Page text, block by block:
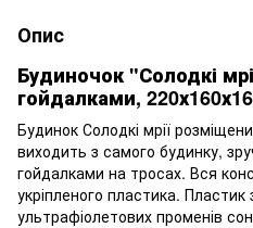
Опис
Будиночок "Солодкі
гойдалками,
Будинок Солодкі мрії
виходить з самого будинку,
гойдалками на тросах. Вся
укріпленого пластика. Пластик
ультрафіолетових променів